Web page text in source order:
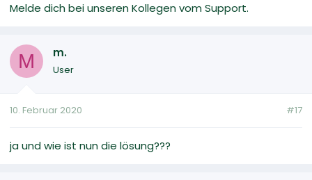
Melde dich bei unseren Kollegen vom Support.
M m.
User
10. Februar 2020 #17
ja und wie ist nun die lösung???